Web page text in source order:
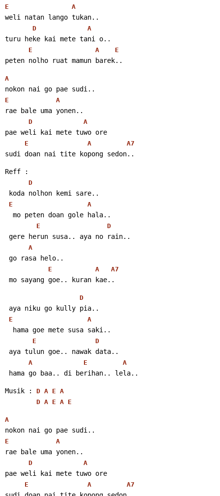
E A
weli natan lango tukan..
D A
turu heke kai mete tani o..
E A E
peten nolho ruat mamun barek..
A
nokon nai go pae sudi..
E A
rae bale uma yonen..
D A
pae weli kai mete tuwo ore
E A A7
sudi doan nai tite kopong sedon..
Reff :
D
koda nolhon kemi sare..
E A
  mo peten doan gole hala..
E D
gere herun susa.. aya no rain..
A
go rasa helo..
E A A7
mo sayang goe.. kuran kae..
D
aya niku go kully pia..
E A
  hama goe mete susa saki..
E D
aya tulun goe.. nawak data..
A E A
hama go baa.. di berihan.. lela..
Musik : D A E A
D A E A E
A
nokon nai go pae sudi..
E A
rae bale uma yonen..
D A
pae weli kai mete tuwo ore
E A A7